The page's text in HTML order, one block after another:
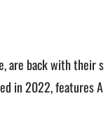
are back with their s
in 2022, features A